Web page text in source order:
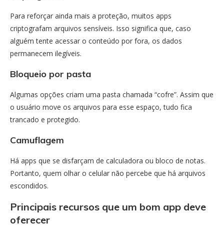
Para reforçar ainda mais a proteção, muitos apps
criptografam arquivos sensíveis. Isso significa que, caso
alguém tente acessar o conteúdo por fora, os dados
permanecem ilegíveis.
Bloqueio por pasta
Algumas opções criam uma pasta chamada “cofre”. Assim que
o usuário move os arquivos para esse espaço, tudo fica
trancado e protegido.
Camuflagem
Há apps que se disfarçam de calculadora ou bloco de notas.
Portanto, quem olhar o celular não percebe que há arquivos
escondidos.
Principais recursos que um bom app deve
oferecer